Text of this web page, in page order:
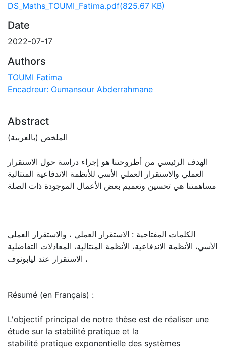
DS_Maths_TOUMI_Fatima.pdf(825.67 KB)
Date
2022-07-17
Authors
TOUMI Fatima
Encadreur: Oumansour Abderrahmane
Abstract
الملخص (بالعربية)
الهدف الرئيسي من أطروحتنا هو إجراء دراسة حول الاستقرار
العملي والاستقرار العملي الأسي للأنظمة الاندفاعية المتتالية
مساهمتنا هي تحسين وتعميم بعض الأعمال الموجودة ذات الصلة
الكلمات المفتاحية : الاستقرار العملي ، والاستقرار العملي
الأسي، الأنظمة الاندفاعية، الأنظمة المتتالية، المعادلات التفاضلية
، الاستقرار عند ليابونوف
Résumé (en Français) :
L'objectif principal de notre thèse est de réaliser une
étude sur la stabilité pratique et la
stabilité pratique exponentielle des systèmes